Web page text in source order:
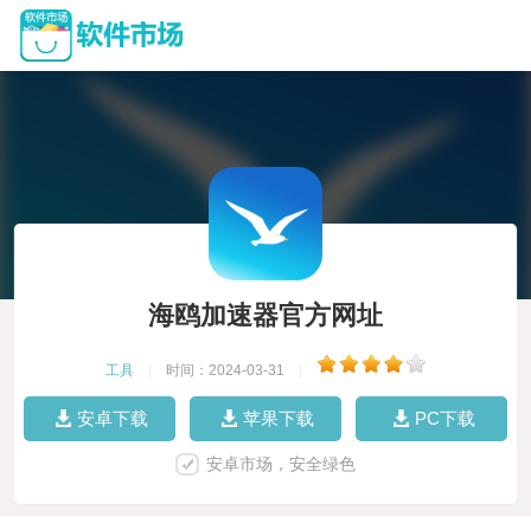
海鸥加速器官方网址
工具 时间：2024-03-31
安卓下载 苹果下载 PC下载
安卓市场，安全绿色